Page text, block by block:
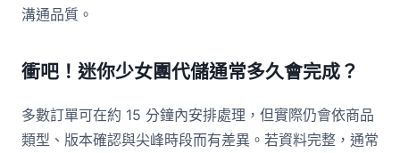
溝通品質。
衝吧！迷你少女團代儲通常多久會完成？
多數訂單可在約 15 分鐘內安排處理，但實際仍會依商品
類型、版本確認與尖峰時段而有差異。若資料完整，通常